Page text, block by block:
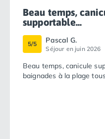
Beau temps,
supportable...
5/5 Pascal G.
Séjour en juin 2026
Beau temps, canicule
baignades à la plage